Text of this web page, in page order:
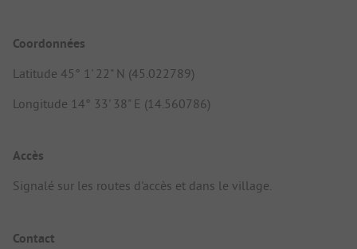
Coordonnées
Latitude 45° 1' 22" N (45.022789)
Longitude 14° 33' 38" E (14.560786)
Accès
Signalé sur les routes d'accès et dans le village.
Contact